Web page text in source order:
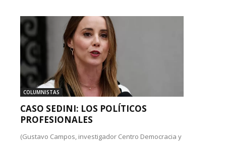
COLUMNISTAS
CASO SEDINI: LOS POLÍTICOS
PROFESIONALES
(Gustavo Campos, investigador Centro Democracia y